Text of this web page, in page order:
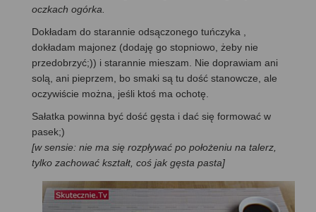
oczkach ogórka.
Dokładam do starannie odsączonego tuńczyka ,
dokładam majonez (dodaję go stopniowo, żeby nie
przedobrzyć;)) i starannie mieszam. Nie doprawiam ani
solą, ani pieprzem, bo smaki są tu dość stanowcze, ale
oczywiście można, jeśli ktoś ma ochotę.
Sałatka powinna być dość gęsta i dać się formować w
pasek;)
[w sensie: nie ma się rozpływać po położeniu na talerz,
tylko zachować kształt, coś jak gęsta pasta]